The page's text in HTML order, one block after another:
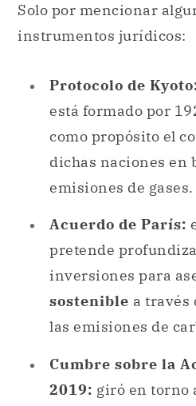
Solo por mencionar
instrumentos jurídicos:
Protocolo de
está formado por
como propósito el
dichas naciones en
emisiones de gases.
Acuerdo de París:
pretende
inversiones para
sostenible a través
las emisiones de
Cumbre sobre la
2019: giró en torno